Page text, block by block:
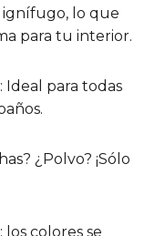
ignífugo, lo que
para tu interior.
: Ideal para todas
¿Polvo? ¡Sólo
: los colores se